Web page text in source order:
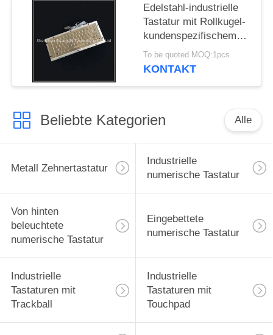
Edelstahl-industrielle
Tastatur mit Rollkugel-
kundenspezifischem
Plan-Rost-Beweis
To be quoted MOQ:1pcs
KONTAKT
Beliebte Kategorien Alle
Metall Zehnertastatur
Industrielle
numerische Tastatur
Von hinten
beleuchtete
numerische Tastatur
Eingebettete
numerische Tastatur
Industrielle
Tastaturen mit
Trackball
Industrielle
Tastaturen mit
Touchpad